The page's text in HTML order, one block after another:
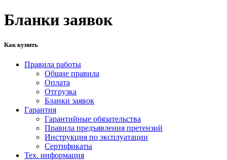
Бланки заявок
Как купить
Правила работы
Общие правила
Оплата
Отгрузка
Бланки заявок
Гарантия
Гарантийные обязательства
Правила предъявления претензий
Инструкция по эксплуатации
Сертификаты
Тех. информация